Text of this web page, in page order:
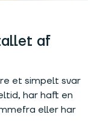
af
et simpelt svar
har haft en
eller har